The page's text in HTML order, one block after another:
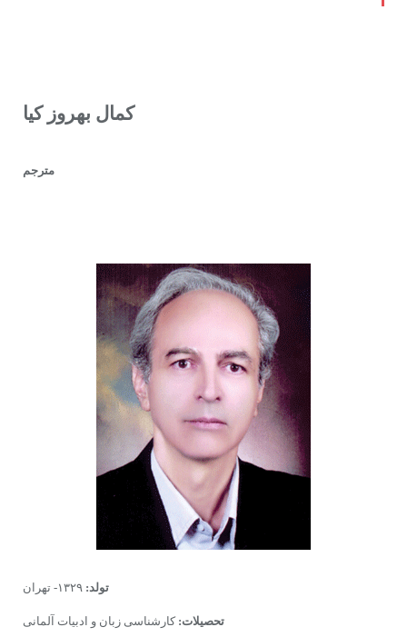
کمال بهروز کیا
مترجم
تولد:
تحصیلات: کارشناسى زبان و ادبیات آلمانى